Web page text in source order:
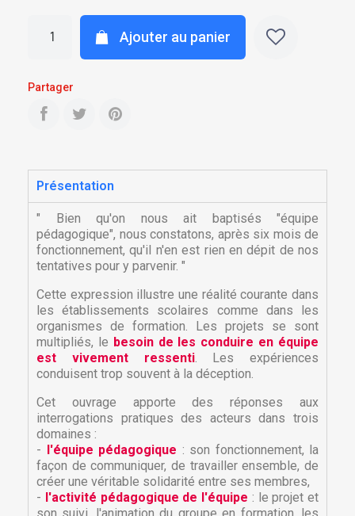
Ajouter au panier
Partager
Présentation
" Bien qu'on nous ait baptisés "équipe
pédagogique", nous constatons, après six mois de
fonctionnement, qu'il n'en est rien en dépit de nos
tentatives pour y parvenir. "
Cette expression illustre une réalité courante dans
les établissements scolaires comme dans les
organismes de formation. Les projets se sont
multipliés, le besoin de les conduire en équipe
est vivement ressenti. Les expériences
conduisent trop souvent à la déception.
Cet ouvrage apporte des réponses aux
interrogations pratiques des acteurs dans trois
domaines :
- l'équipe pédagogique : son fonctionnement, la
façon de communiquer, de travailler ensemble, de
créer une véritable solidarité entre ses membres,
- l'activité pédagogique de l'équipe : le projet et